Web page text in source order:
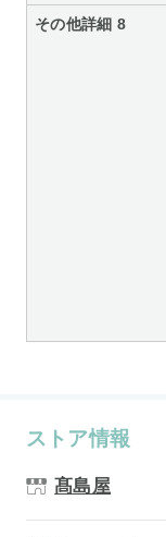
その他詳細 8
ストア情報
髙島屋